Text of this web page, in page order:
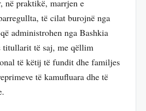
në praktikë, marrjen e
të cilat burojnë nga
administrohen nga Bashkia
titullarit të saj, me qëllim
të këtij të fundit dhe familjes
të kamufluara dhe të